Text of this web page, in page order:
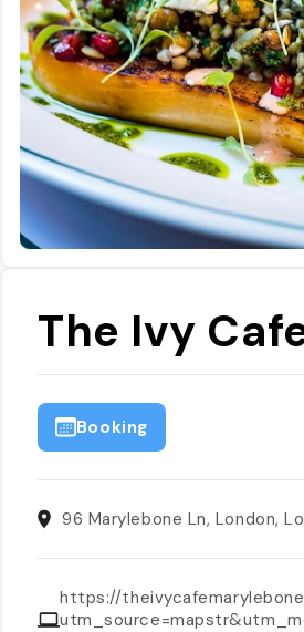
The Ivy
Booking
96 Marylebone Ln, London,
https://